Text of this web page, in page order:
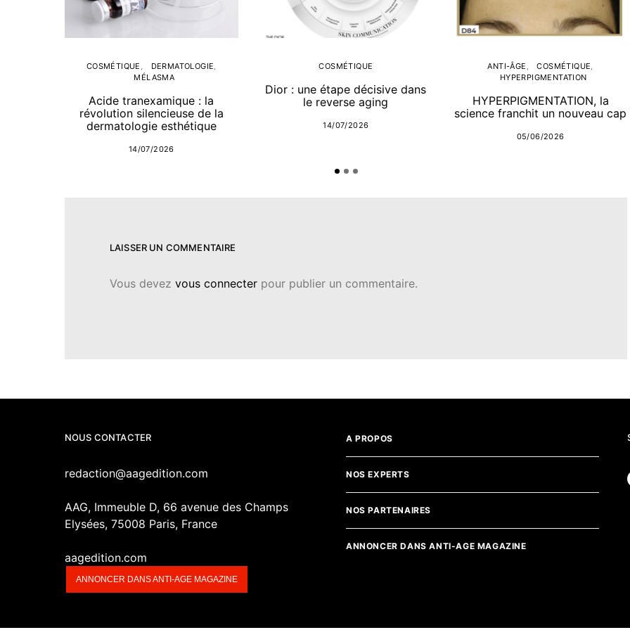
COSMÉTIQUE
DERMATOLOGIE
MÉLASMA
Acide tranexamique : la
révolution silencieuse de la
dermatologie esthétique
14/07/2026
COSMÉTIQUE
Dior : une étape décisive dans
le reverse aging
14/07/2026
ANTI-ÂGE
COSMÉTIQUE
HYPERPIGMENTATION
HYPERPIGMENTATION, la
science franchit un nouveau cap
05/06/2026
LAISSER UN COMMENTAIRE
Vous devez vous connecter pour publier un commentaire.
NOUS CONTACTER
redaction@aagedition.com
AAG, Immeuble D, 66 avenue des Champs
Elysées, 75008 Paris, France
aagedition.com
ANNONCER DANS ANTI-AGE MAGAZINE
A PROPOS
NOS EXPERTS
NOS PARTENAIRES
ANNONCER DANS ANTI-AGE MAGAZINE